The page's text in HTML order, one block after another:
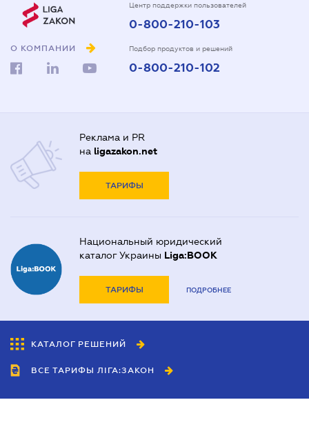
О КОМПАНИИ
Центр поддержки пользователей
0-800-210-103
Подбор продуктов и решений
0-800-210-102
Реклама и PR
на ligazakon.net
ТАРИФЫ
Национальный юридический
каталог Украины Liga:BOOK
ТАРИФЫ ПОДРОБНЕЕ
КАТАЛОГ РЕШЕНИЙ
ВСЕ ТАРИФЫ ЛІГА:ЗАКОН